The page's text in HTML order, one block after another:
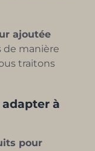
ajoutée
manière
traitons
à
pour